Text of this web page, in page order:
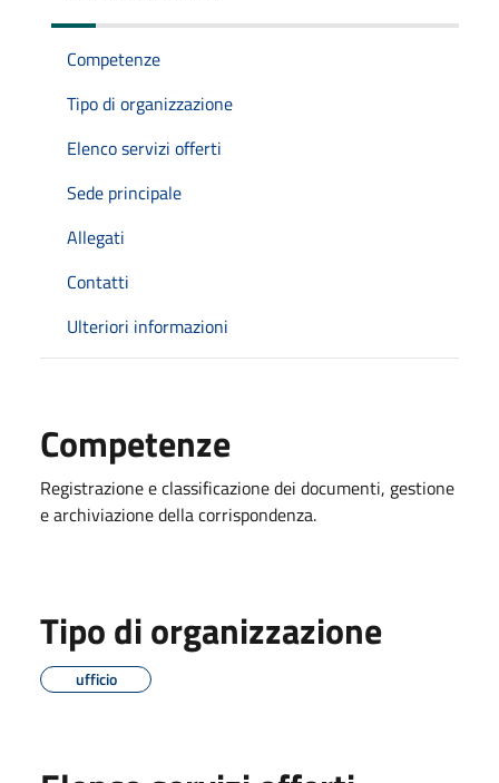
Competenze
Tipo di organizzazione
Elenco servizi offerti
Sede principale
Allegati
Contatti
Ulteriori informazioni
Competenze
Registrazione e classificazione dei documenti, gestione
e archiviazione della corrispondenza.
Tipo di organizzazione
ufficio